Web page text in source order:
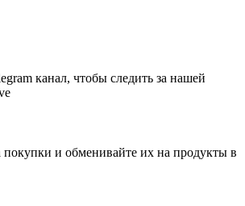
канал, чтобы следить за нашей
покупки и обменивайте их на продукты в